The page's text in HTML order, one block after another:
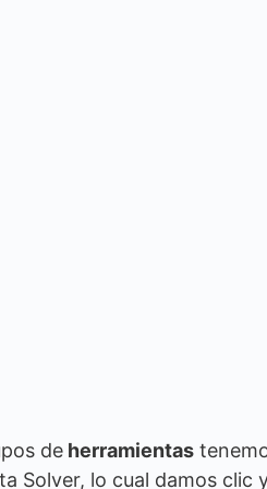
de herramientas
Solver, lo cual damos clic